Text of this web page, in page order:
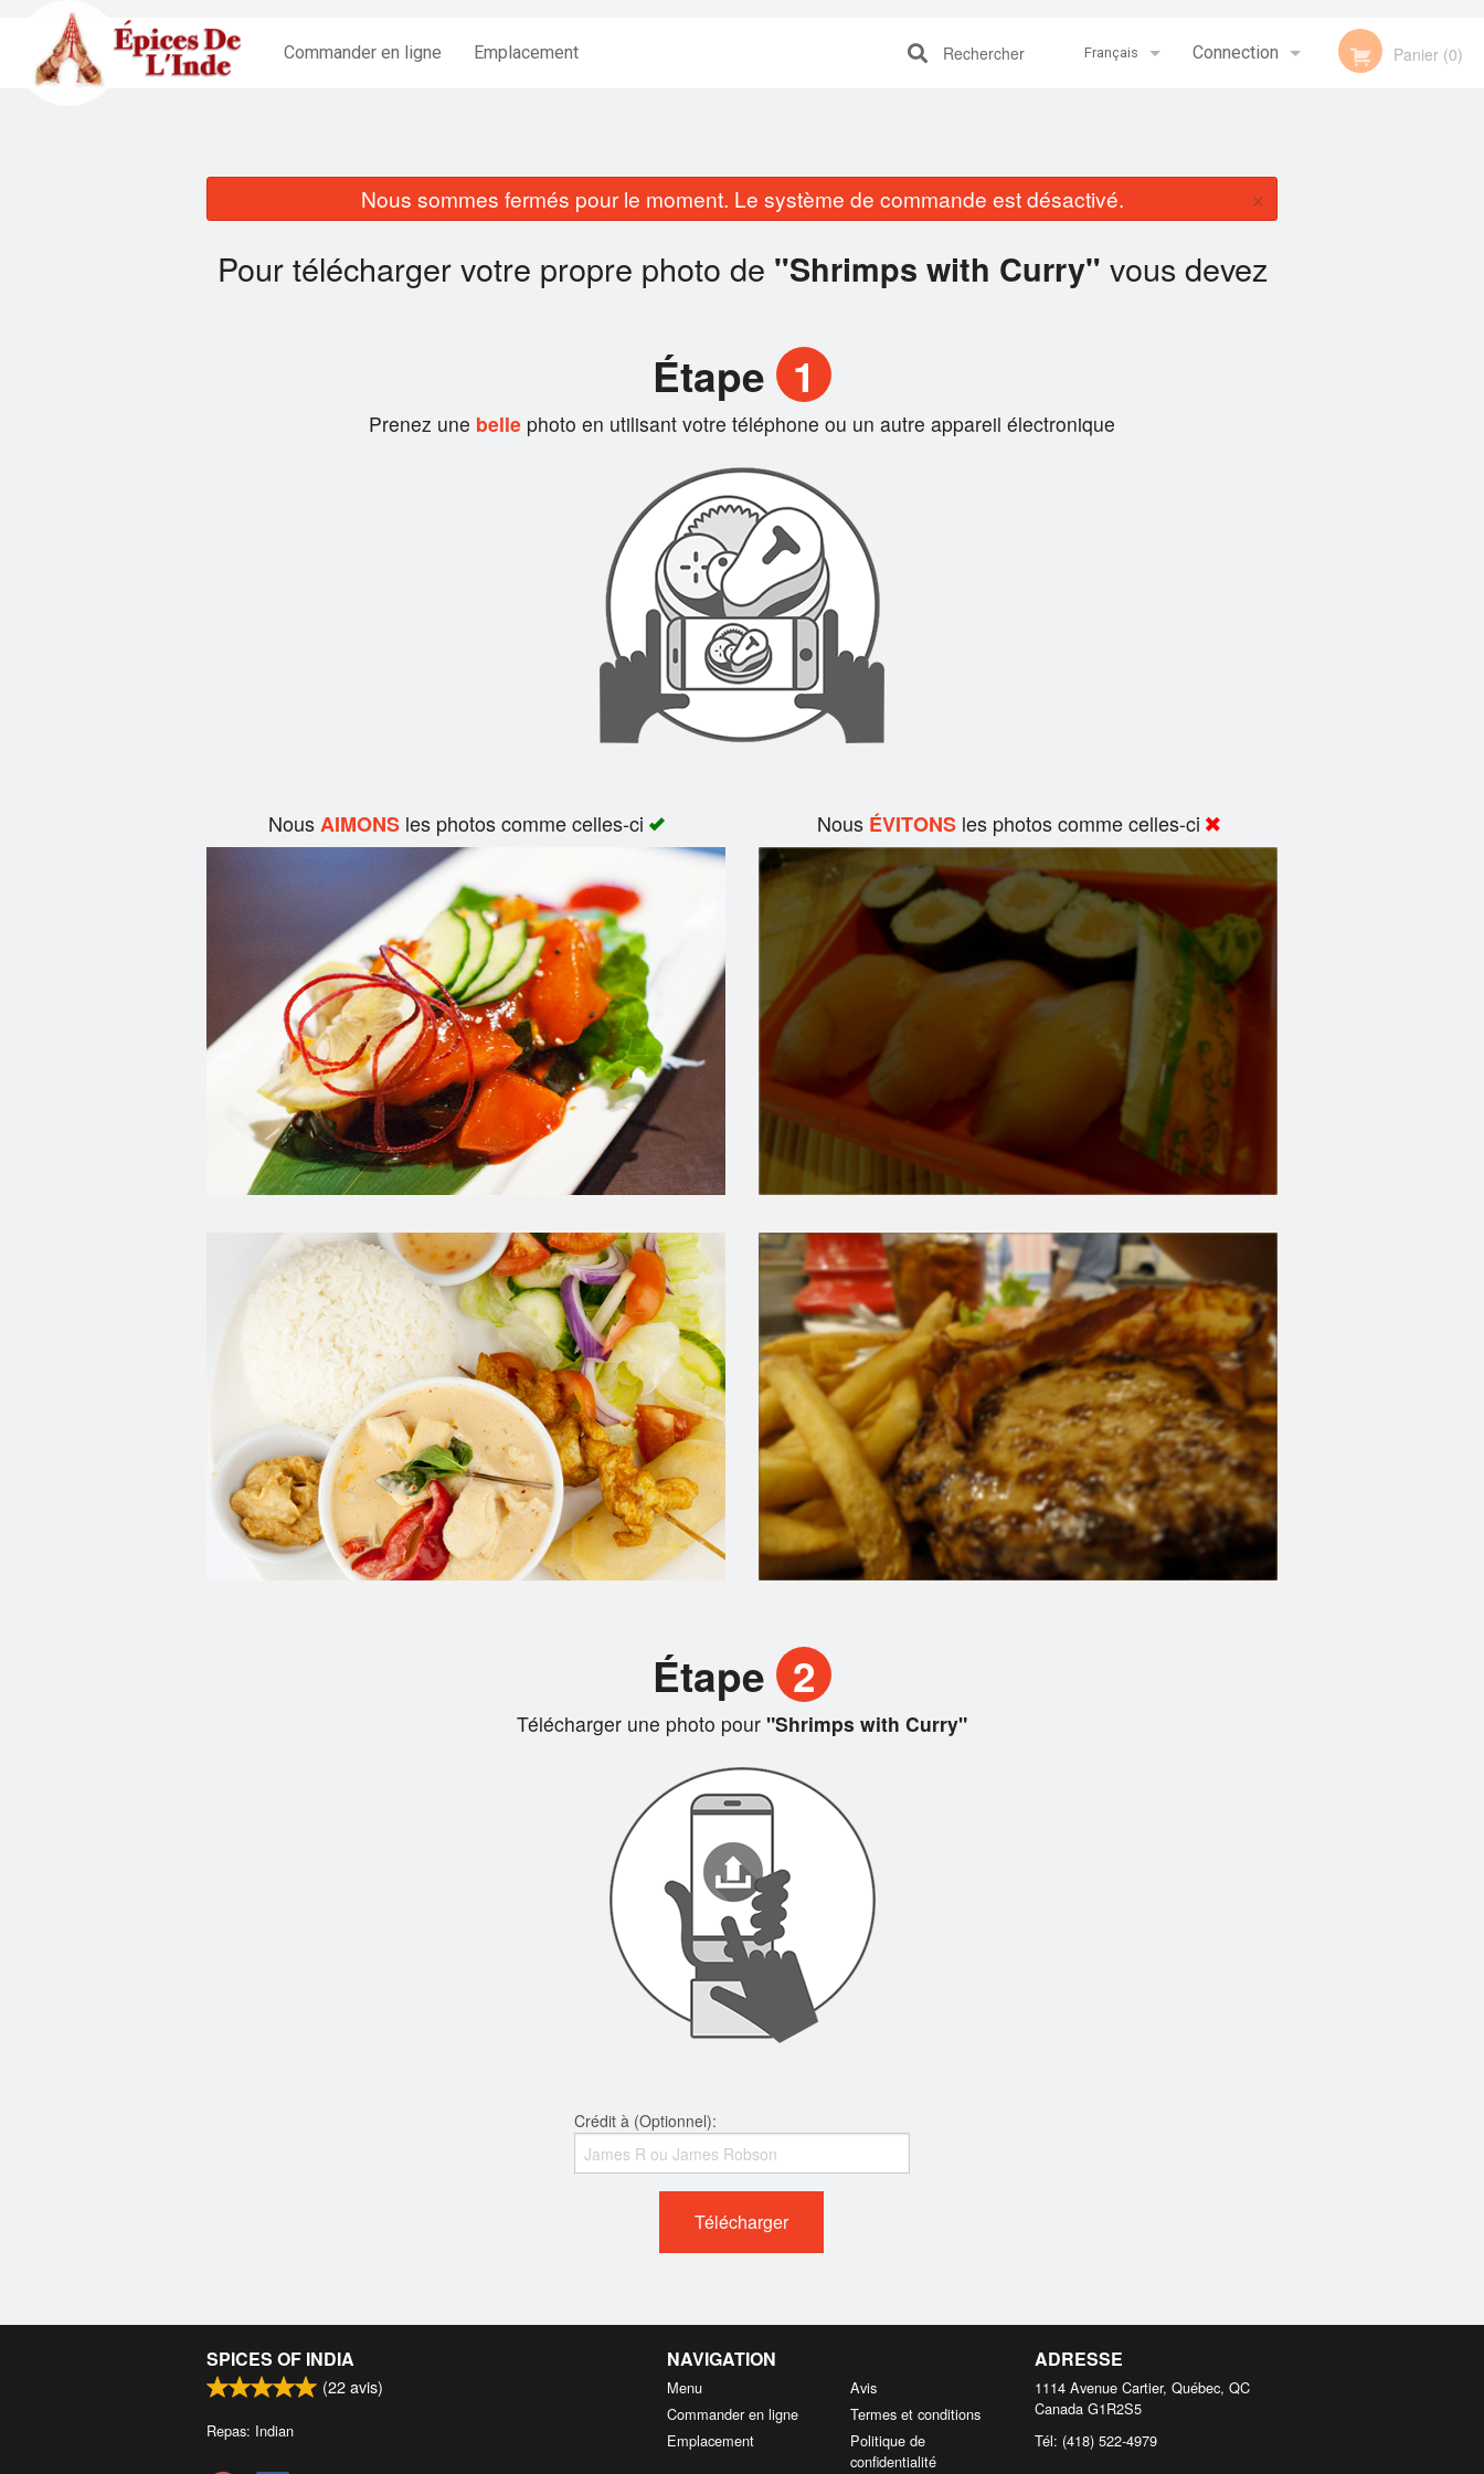
Commander en ligne Emplacement Français
English
Connection Panier (0)
Rechercher
Nous sommes fermés pour le moment. Le système de commande est désactivé. ×
Pour télécharger votre propre photo de "Shrimps with Curry" vous devez
Étape 1
Prenez une belle photo en utilisant votre téléphone ou un autre appareil électronique
NousAIMONSles photos comme celles-ci Nous ÉVITONSles photos comme celles-ci
Étape 2
Télécharger une photo pour "Shrimps with Curry"
Crédit à (Optionnel):
Télécharger
SPICES OF INDIA
(22avis)
Repas: Indian
NAVIGATION
Menu
Commander en ligne
Emplacement
Avis
Termes et conditions
Politique de
confidentialité
ADRESSE
1114 Avenue Cartier, Québec, QC
Canada G1R2S5
Tél: (418) 522-4979